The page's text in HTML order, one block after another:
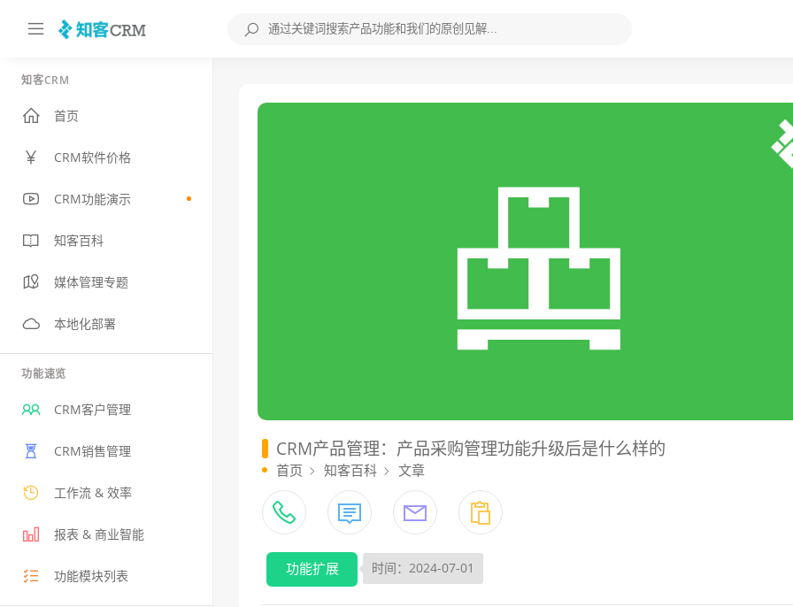
知客CRM
首页
CRM软件价格
CRM功能演示
知客百科
媒体管理专题
本地化部署
功能速览
CRM客户管理
CRM销售管理
工作流 & 效率
报表 & 商业智能
功能模块列表
CRM产品管理：产品采购管理功能升级后是什么样的
首页 知客百科 文章
功能扩展 时间：2024-07-01